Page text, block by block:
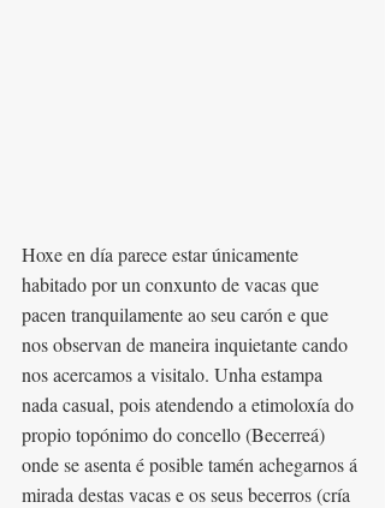
Hoxe en día parece estar únicamente
habitado por un conxunto de vacas que
pacen tranquilamente ao seu carón e que
nos observan de maneira inquietante cando
nos acercamos a visitalo. Unha estampa
nada casual, pois atendendo a etimoloxía do
propio topónimo do concello (Becerreá)
onde se asenta é posible tamén achegarnos á
mirada destas vacas e os seus becerros (cría